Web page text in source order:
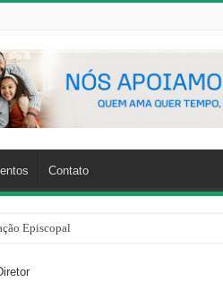
Contato
Episcopal